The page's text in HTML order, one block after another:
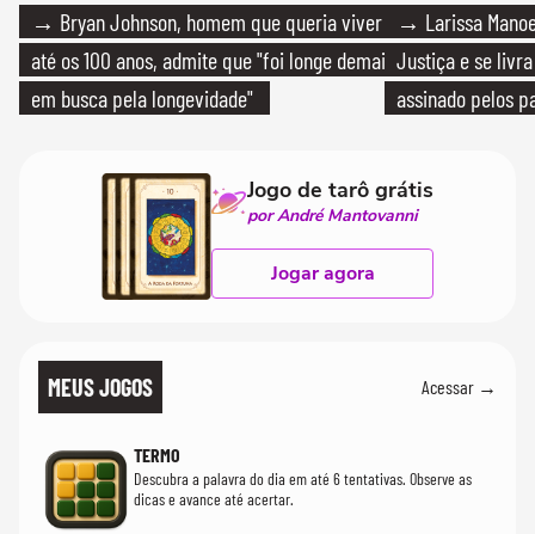
→ Bryan Johnson, homem que queria viver
até os 100 anos, admite que "foi longe demais
em busca pela longevidade"
→ Larissa
Justiça e se
assinado pelos
Jogo de tarô grátis
por André Mantovanni
Jogar agora
MEUS JOGOS Acessar →
TERMO
Descubra a palavra do dia em até 6 tentativas. Observe as
dicas e avance até acertar.